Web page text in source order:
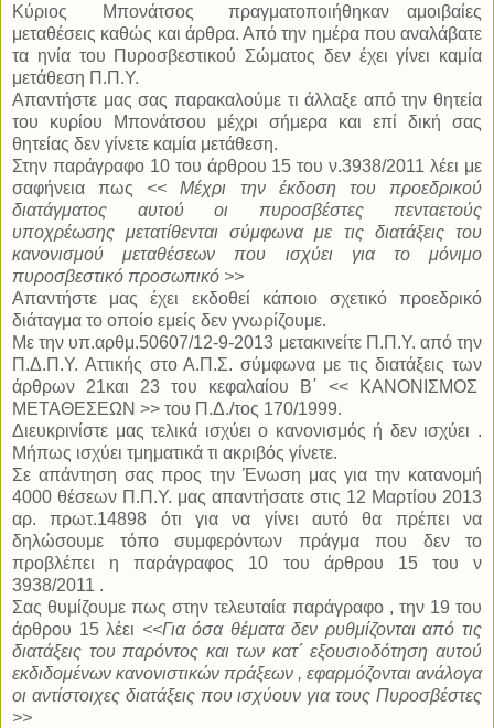
Κύριος
Μπονάτσος
πραγματοποιήθηκαν αμοιβαίες
μεταθέσεις καθώς και άρθρα. Από την ημέρα που αναλάβατε
τα ηνία του Πυροσβεστικού Σώματος δεν έχει γίνει καμία
μετάθεση Π.Π.Υ.
Απαντήστε μας σας παρακαλούμε τι άλλαξε από την θητεία
του κυρίου Μπονάτσου μέχρι σήμερα και επί δική σας
θητείας δεν γίνετε καμία μετάθεση.
Στην παράγραφο 10 του άρθρου 15 του ν.3938/2011 λέει με
σαφήνεια πως << Μέχρι την έκδοση του προεδρικού
διατάγματος αυτού οι πυροσβέστες πενταετούς
υποχρέωσης μετατίθενται σύμφωνα με τις διατάξεις του
κανονισμού μεταθέσεων που ισχύει για το μόνιμο
πυροσβεστικό προσωπικό >>
Απαντήστε μας έχει εκδοθεί κάποιο σχετικό προεδρικό
διάταγμα το οποίο εμείς δεν γνωρίζουμε.
Με την υπ.αρθμ.50607/12-9-2013 μετακινείτε Π.Π.Υ. από την
Π.Δ.Π.Υ. Αττικής στο Α.Π.Σ. σύμφωνα με τις διατάξεις των
άρθρων 21και 23 του κεφαλαίου Β΄ << ΚΑΝΟΝΙΣΜΟΣ
ΜΕΤΑΘΕΣΕΩΝ >> του Π.Δ./τος 170/1999.
Διευκρινίστε μας τελικά ισχύει ο κανονισμός ή δεν ισχύει .
Μήπως ισχύει τμηματικά τι ακριβός γίνετε.
Σε απάντηση σας προς την Ένωση μας για την κατανομή
4000 θέσεων Π.Π.Υ. μας απαντήσατε στις 12 Μαρτίου 2013
αρ. πρωτ.14898 ότι για να γίνει αυτό θα πρέπει να
δηλώσουμε τόπο συμφερόντων πράγμα που δεν το
προβλέπει η παράγραφος 10 του άρθρου 15 του ν
3938/2011 .
Σας θυμίζουμε πως στην τελευταία παράγραφο , την 19 του
άρθρου 15 λέει <<Για όσα θέματα δεν ρυθμίζονται από τις
διατάξεις του παρόντος και των κατ΄ εξουσιοδότηση αυτού
εκδιδομένων κανονιστικών πράξεων , εφαρμόζονται ανάλογα
οι αντίστοιχες διατάξεις που ισχύουν για τους Πυροσβέστες
>>